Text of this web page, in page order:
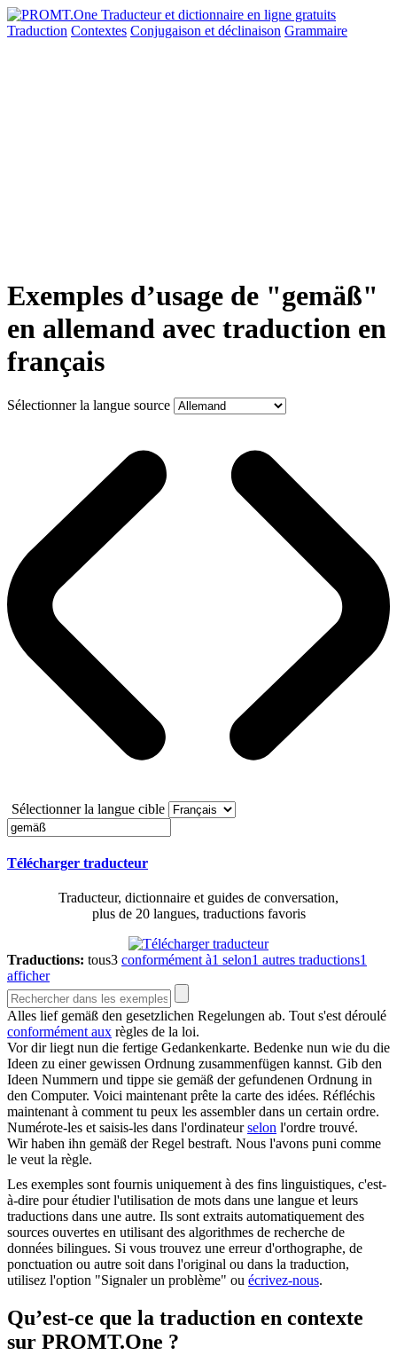
Traduction Contextes Conjugaison et déclinaison Grammaire
Exemples d’usage de "gemäß"
en allemand avec traduction en
français
Sélectionner la langue source
Sélectionner la langue cible
Télécharger traducteur
Traducteur, dictionnaire et guides de conversation,
plus de 20 langues, traductions favoris
Traductions: tous3 conformément à1 selon1 autres traductions1
afficher
Alles lief gemäß den gesetzlichen Regelungen ab. Tout s'est déroulé
conformément aux règles de la loi.
Vor dir liegt nun die fertige Gedankenkarte. Bedenke nun wie du die
Ideen zu einer gewissen Ordnung zusammenfügen kannst. Gib den
Ideen Nummern und tippe sie gemäß der gefundenen Ordnung in
den Computer. Voici maintenant prête la carte des idées. Réfléchis
maintenant à comment tu peux les assembler dans un certain ordre.
Numérote-les et saisis-les dans l'ordinateurselon l'ordre trouvé.
Wir haben ihn gemäß der Regel bestraft. Nous l'avons puni comme
le veut la règle.
Les exemples sont fournis uniquement à des fins linguistiques, c'est-
à-dire pour étudier l'utilisation de mots dans une langue et leurs
traductions dans une autre. Ils sont extraits automatiquement des
sources ouvertes en utilisant des algorithmes de recherche de
données bilingues. Si vous trouvez une erreur d'orthographe, de
ponctuation ou autre soit dans l'original ou dans la traduction,
utilisez l'option "Signaler un problème" ou écrivez-nous.
Qu’est-ce que la traduction en contexte
sur PROMT.One ?